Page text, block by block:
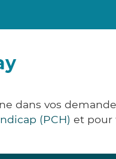
dans vos
(PCH) et pour